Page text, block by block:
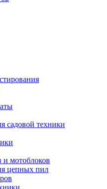
садовой техники
и мотоблоков
цепных пил